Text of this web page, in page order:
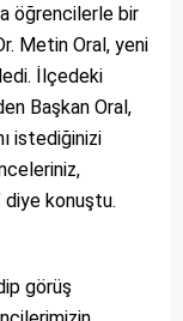
öğrencilerle bir
Metin Oral, yeni
İlçedeki
Başkan Oral,
istediğinizi
konuştu.
görüş